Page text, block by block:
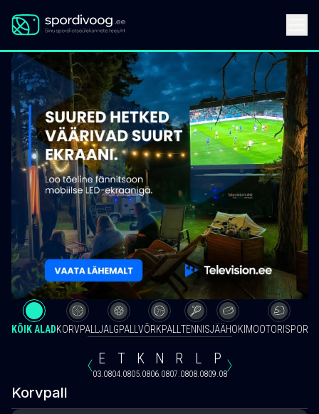
KÕIK ALADKORVPALL JALGPALL VÕRKPALL TENNISJÄÄHOKI MOOTORISPORT
E
03.08
T
04.08
K
05.08
N
06.08
R
07.08
L
08.08
P
09.08
Korvpall